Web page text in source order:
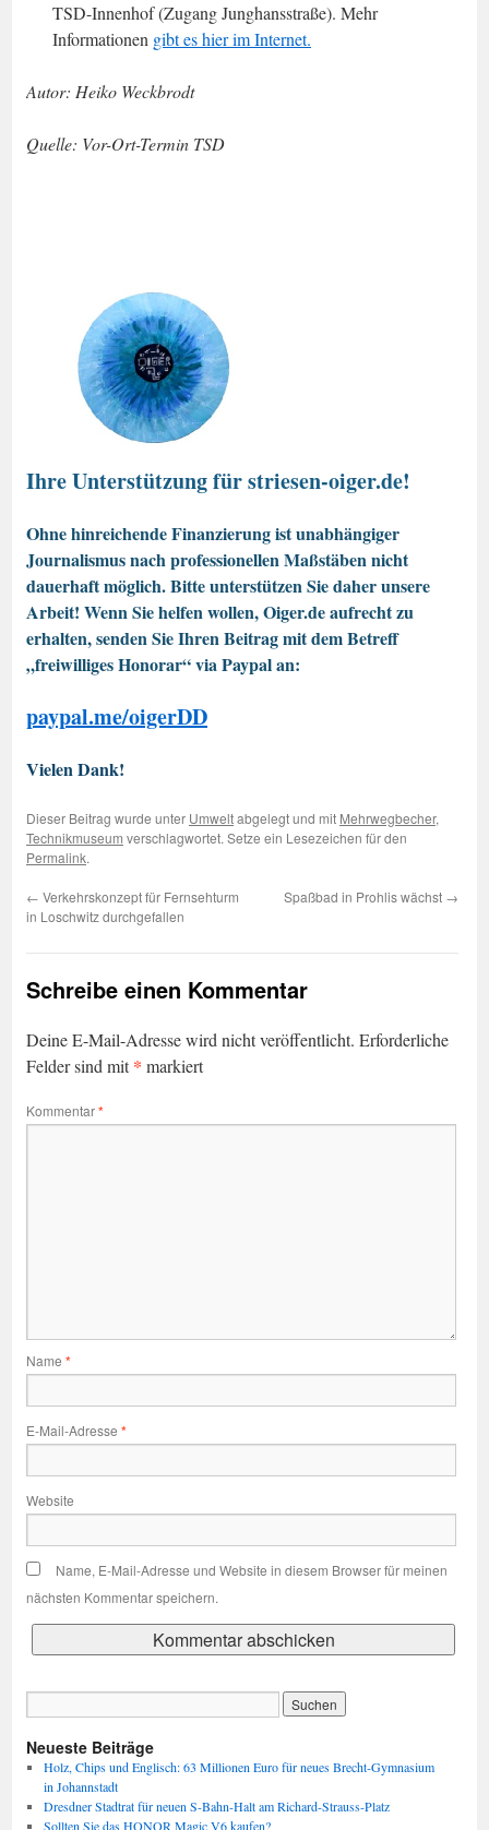
TSD-Innenhof (Zugang Junghansstraße). Mehr
Informationen gibt es hier im Internet.
Autor: Heiko Weckbrodt
Quelle: Vor-Ort-Termin TSD
Ihre Unterstützung für striesen-oiger.de!
Ohne hinreichende Finanzierung ist unabhängiger
Journalismus nach professionellen Maßstäben nicht
dauerhaft möglich. Bitte unterstützen Sie daher unsere
Arbeit! Wenn Sie helfen wollen, Oiger.de aufrecht zu
erhalten, senden Sie Ihren Beitrag mit dem Betreff
„freiwilliges Honorar“ via Paypal an:
paypal.me/oigerDD
Vielen Dank!
Dieser Beitrag wurde unter Umweltabgelegt und mit Mehrwegbecher,
Technikmuseum verschlagwortet. Setze ein Lesezeichen für den
Permalink.
← Verkehrskonzept für Fernsehturm
in Loschwitz durchgefallen
Spaßbad in Prohlis wächst →
Schreibe einen Kommentar
Deine E-Mail-Adresse wird nicht veröffentlicht. Erforderliche
Felder sind mit* markiert
Kommentar*
Name *
E-Mail-Adresse *
Website
Name, E-Mail-Adresse und Website in diesem Browser für meinen
nächsten Kommentar speichern.
Neueste Beiträge
Holz, Chips und Englisch: 63 Millionen Euro für neues Brecht-Gymnasium
in Johannstadt
Dresdner Stadtrat für neuen S-Bahn-Halt am Richard-Strauss-Platz
Sollten Sie das HONOR Magic V6 kaufen?